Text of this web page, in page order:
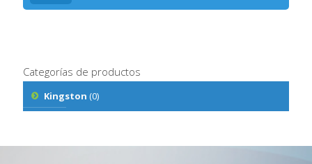
Categorías de productos
Kingston (0)